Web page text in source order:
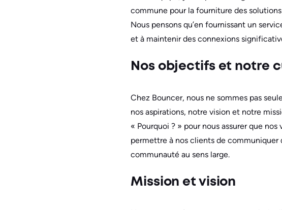
commune pour la fourniture des
Nous pensons qu’en fournissant un
et à maintenir des connexions
Nos objectifs et notre
Chez Bouncer, nous ne sommes pas
nos aspirations, notre vision et notre
« Pourquoi ? » pour nous assurer que
permettre à nos clients de communiquer
communauté au sens large.
Mission et vision